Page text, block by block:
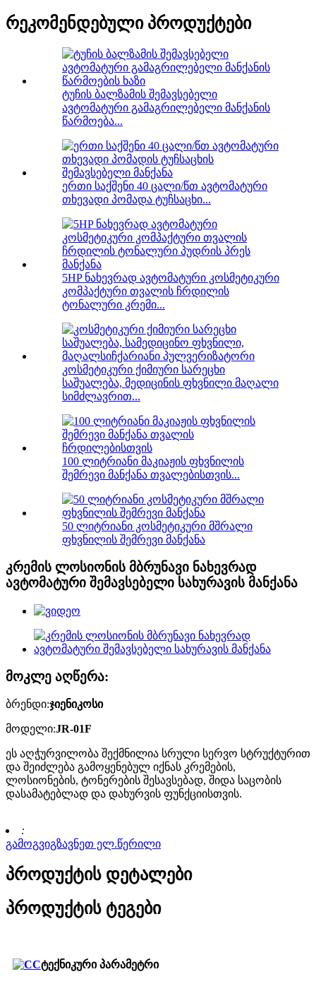
რეკომენდებული პროდუქტები
ტუჩის ბალზამის შემავსებელი
ავტომატური გამაგრილებელი მანქანის
წარმოება...
ერთი საქშენი 40 ცალი/წთ ავტომატური
თხევადი პომადა ტუჩსაცხი...
5HP ნახევრად ავტომატური კოსმეტიკური
კომპაქტური თვალის ჩრდილის
ტონალური კრემი...
კოსმეტიკური ქიმიური სარეცხი
საშუალება, მედიცინის ფხვნილი მაღალი
სიმძლავრით...
100 ლიტრიანი მაკიაჟის ფხვნილის
შემრევი მანქანა თვალებისთვის...
50 ლიტრიანი კოსმეტიკური მშრალი
ფხვნილის შემრევი მანქანა
კრემის ლოსიონის მბრუნავი ნახევრად
ავტომატური შემავსებელი სახურავის მანქანა
მოკლე აღწერა:
ბრენდი:ჯიენიკოსი
მოდელი:JR-01F
ეს აღჭურვილობა შექმნილია სრული სერვო სტრუქტურით
და შეიძლება გამოყენებულ იქნას კრემების,
ლოსიონების, ტონერების შესავსებად, შიდა საცობის
დასამატებლად და დახურვის ფუნქციისთვის.
:
გამოგვიგზავნეთ ელ.წერილი
პროდუქტის დეტალები
პროდუქტის ტეგები
ტექნიკური პარამეტრი